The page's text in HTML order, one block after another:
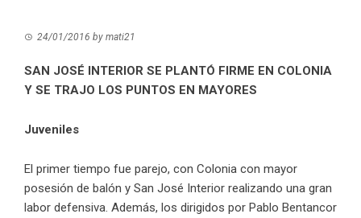
24/01/2016 by mati21
SAN JOSÉ INTERIOR SE PLANTÓ FIRME EN COLONIA
Y SE TRAJO LOS PUNTOS EN MAYORES
Juveniles
El primer tiempo fue parejo, con Colonia con mayor
posesión de balón y San José Interior realizando una gran
labor defensiva. Además, los dirigidos por Pablo Bentancor